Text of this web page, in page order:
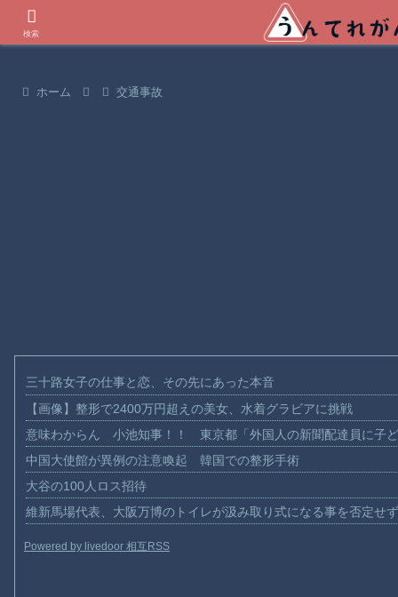
ホーム 交通事故
三十路女子の仕事と恋、その先にあった本音
【画像】整形で2400万円超えの美女、水着グラビアに挑戦
意味わからん 小池知事！！ 東京都「外国人の新聞配達員に子
中国大使館が異例の注意喚起 韓国での整形手術
大谷の100人ロス招待
維新馬場代表、大阪万博のトイレが汲み取り式になる事を否定せ
Powered by livedoor 相互RSS
検索